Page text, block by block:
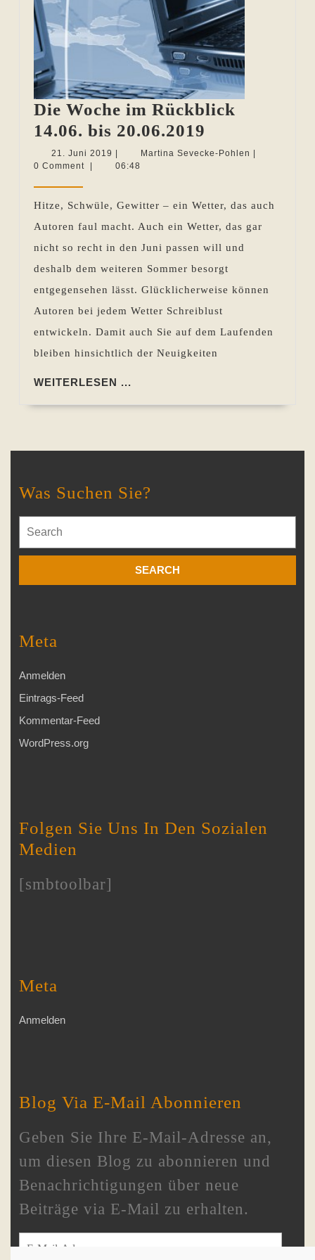
Die Woche im Rückblick
14.06. bis 20.06.2019
Woche
14.06.
bis
20.06.2019
21. Juni 2019 21.
Juni
Martina Sevecke-Pohlen Martina
0 Comment
06:48
Hitze, Schwüle, Gewitter – ein Wetter, das auch
Autoren faul macht. Auch ein Wetter, das gar
nicht so recht in den Juni passen will und
deshalb dem weiteren Sommer besorgt
entgegensehen lässt. Glücklicherweise können
Autoren bei jedem Wetter Schreiblust
entwickeln. Damit auch Sie auf dem Laufenden
bleiben hinsichtlich der Neuigkeiten
WEITERLESEN ...
Was Suchen Sie?
for:
Meta
Anmelden
Eintrags-Feed
Kommentar-Feed
WordPress.org
Folgen Sie Uns In Den Sozialen
Medien
[smbtoolbar]
Meta
Anmelden
Blog Via E-Mail Abonnieren
Geben Sie Ihre E-Mail-Adresse an,
um diesen Blog zu abonnieren und
Benachrichtigungen über neue
Beiträge via E-Mail zu erhalten.
E-Mail-Adresse